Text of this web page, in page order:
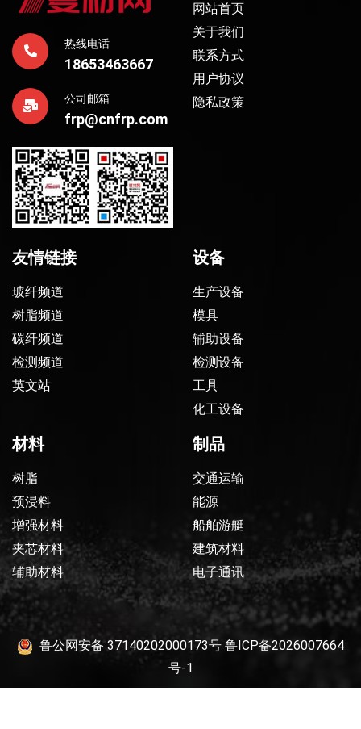
热线电话
18653463667
公司邮箱
frp@cnfrp.com
网站首页
关于我们
联系方式
用户协议
隐私政策
友情链接
玻纤频道
树脂频道
碳纤频道
检测频道
英文站
设备
生产设备
模具
辅助设备
检测设备
工具
化工设备
材料
树脂
预浸料
增强材料
夹芯材料
辅助材料
制品
交通运输
能源
船舶游艇
建筑材料
电子通讯
鲁公网安备 37140202000173号 鲁ICP备2026007664
号-1